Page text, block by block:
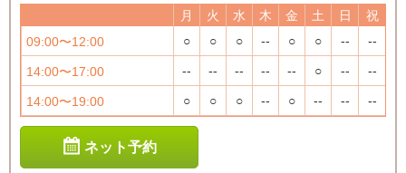
月 火 水 木 金 土 日
祝
09:00〜12:00
○ ○ ○ -- ○ ○ -- --
14:00〜17:00 -- -- -- -- -- ○ -- --
14:00〜19:00 ○ ○ ○ -- ○ -- -- --
ネット予約